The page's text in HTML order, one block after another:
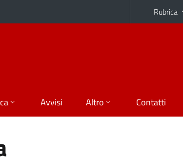
Rubrica
Avvisi Altro Contatti